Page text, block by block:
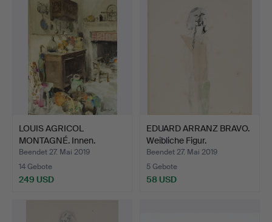
LOUIS AGRICOL
MONTAGNÉ. Innen.
Beendet 27. Mai 2019
14 Gebote
249 USD
EDUARD ARRANZ BRAVO.
Weibliche Figur.
Beendet 27. Mai 2019
5 Gebote
58 USD